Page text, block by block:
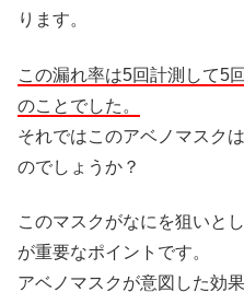
ります。
この漏れ率は5回計測して5
のことでした。
それではこのアベノマスク
のでしょうか？
このマスクがなにを狙いと
が重要なポイントです。
アベノマスクが意図した効